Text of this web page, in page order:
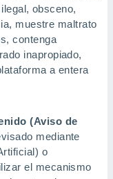
obsceno,
muestre maltrato
contenga
inapropiado,
a entera
(Aviso de
mediante
o
el mecanismo